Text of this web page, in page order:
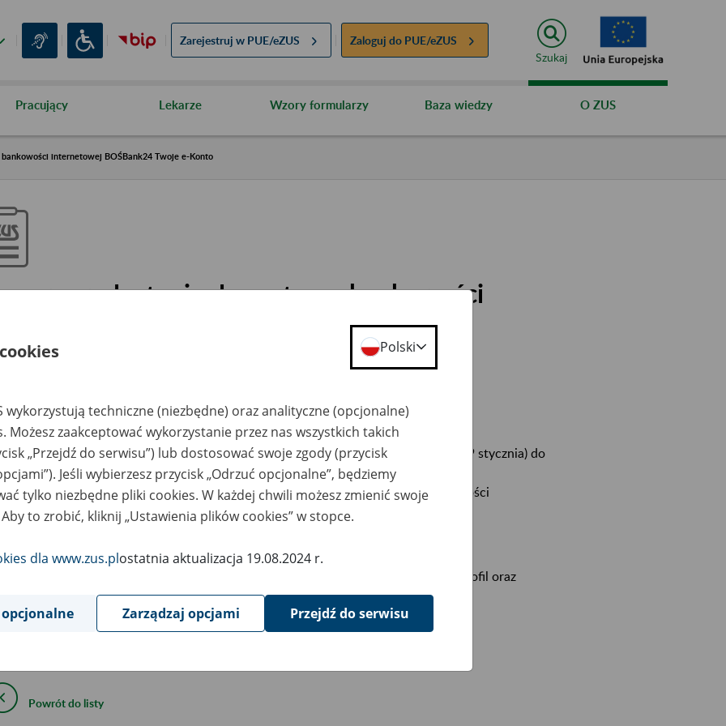
Zarejestruj w PUE/eZUS Zaloguj do PUE/eZUS
Szukaj
Pracujący Lekarze Wzory formularzy Baza wiedzy O ZUS
internetowej BOŚBank24 Twoje e-Konto
w dostępie do systemu bankowości
BOŚBank24 Twoje e-Konto
z pracami administracyjnymi, które planuje BOŚ Bank, od 22.00 w piątek (19 stycznia) do
w sobotę (20 stycznia) nie będzie można:
się do Platformy Usług Elektronicznych ZUS (PUE ZUS) za pomocą bankowości
BOŚBank24 Twoje e-Konto,
ograniczenia nie będą miały wpływu na działanie PUE ZUS. Będzie można założyć profil oraz
się do PUE ZUS wszystkimi innymi sposobami, które udostępniamy.
Powrót do listy
Polski
wykorzystują techniczne (niezbędne) oraz analityczne (opcjonalne)
Możesz zaakceptować wykorzystanie przez nas wszystkich takich
„Przejdź do serwisu”) lub dostosować swoje zgody (przycisk
Jeśli wybierzesz przycisk „Odrzuć opcjonalne”, będziemy
tylko niezbędne pliki cookies. W każdej chwili możesz zmienić swoje
to zrobić, kliknij „Ustawienia plików cookies” w stopce.
dla www.zus.plostatnia aktualizacja 19.08.2024 r.
Zarządzaj opcjami Przejdź do serwisu